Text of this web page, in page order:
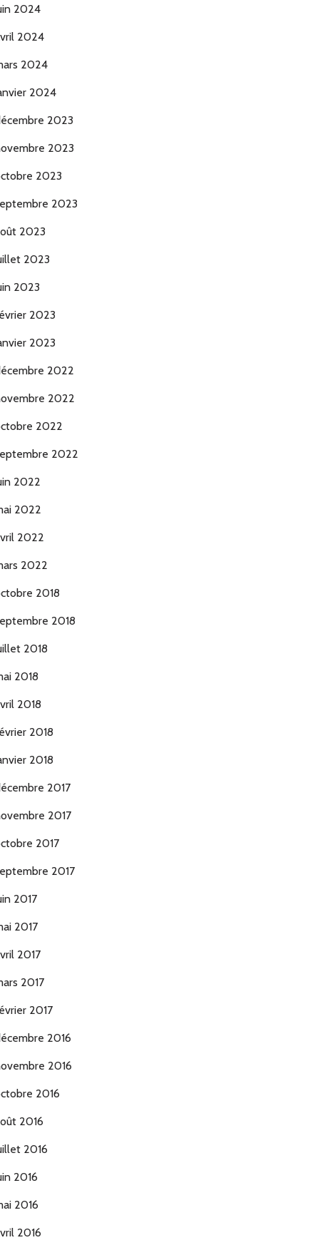
2024
2024
2024
2024
2023
2023
2023
2023
2023
2023
2023
2023
2023
2022
2022
2022
2022
2022
2022
2022
2022
2018
2018
2018
2018
2018
2018
2018
2017
2017
2017
2017
2017
2017
2017
2017
2017
2016
2016
2016
2016
2016
2016
2016
2016